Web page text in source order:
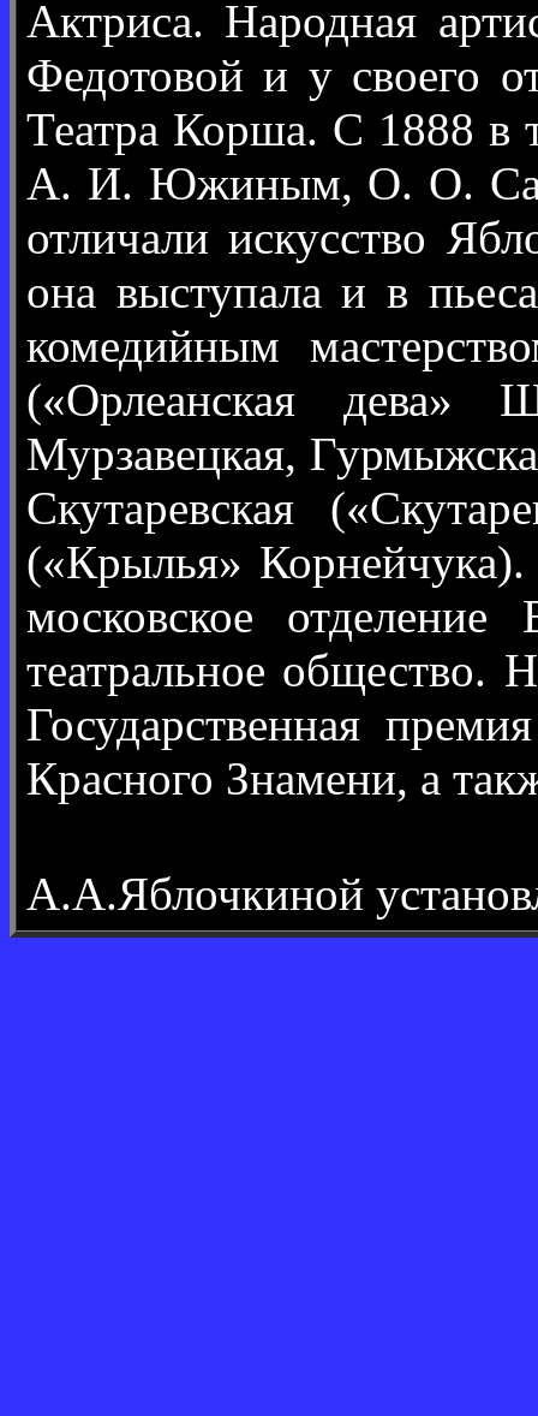
Актриса. Народная
Федотовой и у своего
Театра Корша. С 1888 в
А. И. Южиным, О. О.
отличали искусство
она выступала и в
комедийным
(«Орлеанская дева»
Мурзавецкая,
Скутаревская
(«Крылья» Корнейчука).
московское
театральное общество.
Государственная
Красного Знамени, а
А.А.Яблочкиной